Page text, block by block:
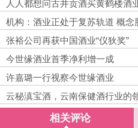
人人都想问古井贡酒买黄鹤楼酒
机构：酒业正处于复苏轨道 概念
张裕公司再获中国酒业“仪狄奖”
今世缘酒业首季净利增一成
许嘉璐一行视察今世缘酒业
云秘滇宝酒，云南保健酒行业的
相关评论